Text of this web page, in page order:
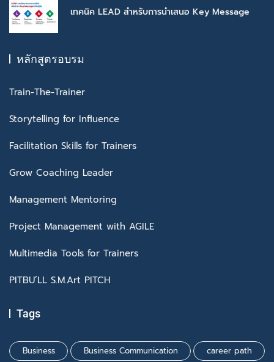
เทคนิค LEAD สำหรับการนำเสนอ Key Message
หลักสูตรอบรม
Train-The-Trainer
Storytelling for Influence
Facilitation Skills for Trainers
Grow Coaching Leader
Management Mentoring
Project Management with AGILE
Multimedia Tools for Trainers
PITBU’LL S.M.Art PITCH
Tags
Business Business Communication
career path